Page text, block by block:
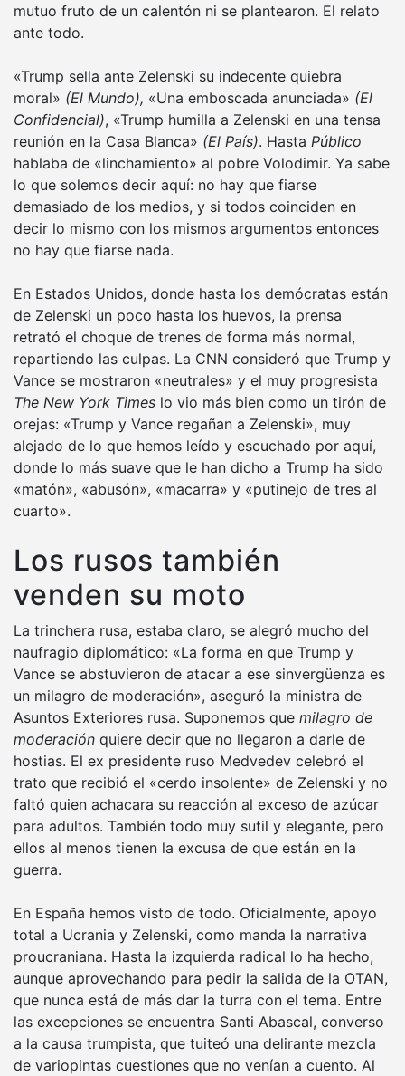
mutuo fruto de un calentón ni se plantearon. El relato
ante todo.
«Trump sella ante Zelenski su indecente quiebra
moral» (El Mundo), «Una emboscada anunciada» (El
Confidencial), «Trump humilla a Zelenski en una tensa
reunión en la Casa Blanca» (El País). Hasta Público
hablaba de «linchamiento» al pobre Volodimir. Ya sabe
lo que solemos decir aquí: no hay que fiarse
demasiado de los medios, y si todos coinciden en
decir lo mismo con los mismos argumentos entonces
no hay que fiarse nada.
En Estados Unidos, donde hasta los demócratas están
de Zelenski un poco hasta los huevos, la prensa
retrató el choque de trenes de forma más normal,
repartiendo las culpas. La CNN consideró que Trump y
Vance se mostraron «neutrales» y el muy progresista
The New York Times lo vio más bien como un tirón de
orejas: «Trump y Vance regañan a Zelenski», muy
alejado de lo que hemos leído y escuchado por aquí,
donde lo más suave que le han dicho a Trump ha sido
«matón», «abusón», «macarra» y «putinejo de tres al
cuarto».
Los rusos también
venden su moto
La trinchera rusa, estaba claro, se alegró mucho del
naufragio diplomático: «La forma en que Trump y
Vance se abstuvieron de atacar a ese sinvergüenza es
un milagro de moderación», aseguró la ministra de
Asuntos Exteriores rusa. Suponemos que milagro de
moderación quiere decir que no llegaron a darle de
hostias. El ex presidente ruso Medvedev celebró el
trato que recibió el «cerdo insolente» de Zelenski y no
faltó quien achacara su reacción al exceso de azúcar
para adultos. También todo muy sutil y elegante, pero
ellos al menos tienen la excusa de que están en la
guerra.
En España hemos visto de todo. Oficialmente, apoyo
total a Ucrania y Zelenski, como manda la narrativa
proucraniana. Hasta la izquierda radical lo ha hecho,
aunque aprovechando para pedir la salida de la OTAN,
que nunca está de más dar la turra con el tema. Entre
las excepciones se encuentra Santi Abascal, converso
a la causa trumpista, que tuiteó una delirante mezcla
de variopintas cuestiones que no venían a cuento. Al